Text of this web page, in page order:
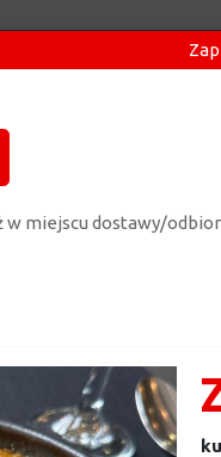
w miejscu dostawy/